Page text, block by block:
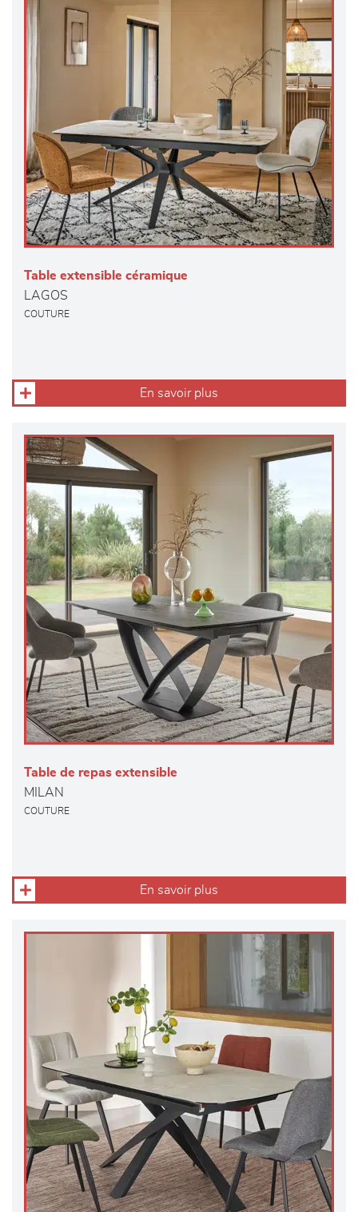
Table extensible céramique
LAGOS
COUTURE
En savoir plus
Table de repas extensible
MILAN
COUTURE
En savoir plus